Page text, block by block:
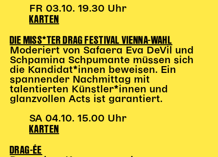
Newsletter
SPENDEN + FÖRDERN
Translate to English
SUCHESuchbegriffe
Suchen
FR 03.10. 19.30 Uhr
KARTEN
DIE MISS*TER DRAG FESTIVAL VIENNA-WAHL
Moderiert von Safaera Eva DeVil und
Schpamina Schpumante müssen sich
die Kandidat*innen beweisen. Ein
spannender Nachmittag mit
talentierten Künstler*innen und
glanzvollen Acts ist garantiert.
SA 04.10. 15.00 Uhr
KARTEN
DRAG-ÉE